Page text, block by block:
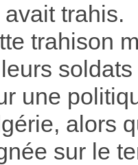
avait trahis.
trahison
une
alors
sur le